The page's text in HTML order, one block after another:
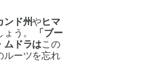
ンド州やヒマ
う。
「ブー
ムドラはこの
ルーツを忘れ